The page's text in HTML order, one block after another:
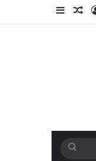
ورودنوشته تصادفی
سایدبار
جستجو